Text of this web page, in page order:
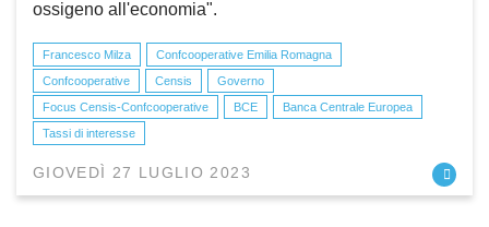
ossigeno all'economia".
Francesco Milza
Confcooperative Emilia Romagna
Confcooperative
Censis
Governo
Focus Censis-Confcooperative
BCE
Banca Centrale Europea
Tassi di interesse
GIOVEDÌ 27 LUGLIO 2023